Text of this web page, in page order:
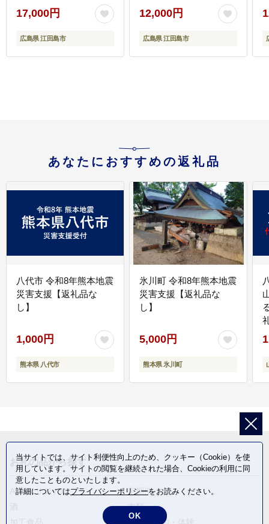
100mL【2025年11月下
旬以降順次発送】 調味
料 油 江田島市/リベラグ
[XAJ002] オリーブオイ
17,000円
広島県 江田島市
身 400g 魚介類 和食 海
鮮 海産物 広島県産 江田
島市/株式会社かなわ
12,000円
広島県 江田島市
あなたにおすすめの返礼品
八代市 令和8年熊本地震
災害支援【返礼品な
し】
1,000円
熊本県 八代市
氷川町 令和8年熊本地震
災害支援【返礼品な
し】
5,000円
熊本県 氷川町
お礼の品から探す
ANAオリジナル
定期便
肉類
旅行・宿泊・体験
当サイトでは、サイト利便性向上のため、クッキー（Cookie）を使
用しています。サイトの閲覧を継続された場合、Cookieの利用に同
意したことものといたします。
詳細についてはプライバシーポリシーをお読みください。
OK